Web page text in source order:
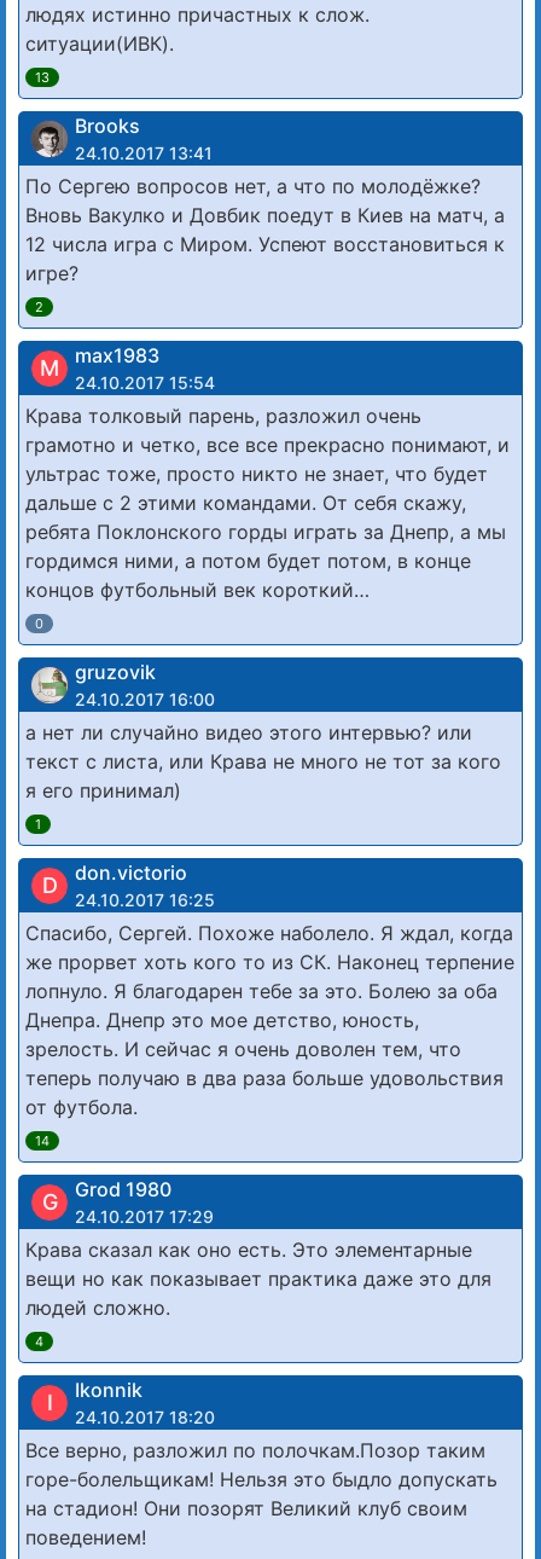
людях истинно причастных к слож.
ситуации(ИВК).
13
Brooks
24.10.2017 13:41
По Сергею вопросов нет, а что по молодёжке?
Вновь Вакулко и Довбик поедут в Киев на матч, а
12 числа игра с Миром. Успеют восстановиться к
игре?
2
M max1983
24.10.2017 15:54
Крава толковый парень, разложил очень
грамотно и четко, все все прекрасно понимают, и
ультрас тоже, просто никто не знает, что будет
дальше с 2 этими командами. От себя скажу,
ребята Поклонского горды играть за Днепр, а мы
гордимся ними, а потом будет потом, в конце
концов футбольный век короткий…
0
gruzovik
24.10.2017 16:00
а нет ли случайно видео этого интервью? или
текст с листа, или Крава не много не тот за кого
я его принимал)
1
D don.victorio
24.10.2017 16:25
Спасибо, Сергей. Похоже наболело. Я ждал, когда
же прорвет хоть кого то из СК. Наконец терпение
лопнуло. Я благодарен тебе за это. Болею за оба
Днепра. Днепр это мое детство, юность,
зрелость. И сейчас я очень доволен тем, что
теперь получаю в два раза больше удовольствия
от футбола.
14
G Grod 1980
24.10.2017 17:29
Крава сказал как оно есть. Это элементарные
вещи но как показывает практика даже это для
людей сложно.
4
I Ikonnik
24.10.2017 18:20
Все верно, разложил по полочкам.Позор таким
горе-болельщикам! Нельзя это быдло допускать
на стадион! Они позорят Великий клуб своим
поведением!